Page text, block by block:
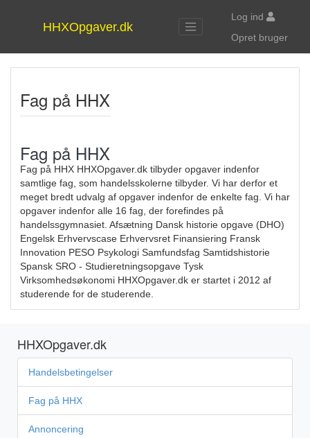
HHXOpgaver.dk
Log ind
Opret bruger
Fag på HHX
Fag på HHX
Fag på HHX HHXOpgaver.dk tilbyder opgaver indenfor
samtlige fag, som handelsskolerne tilbyder. Vi har derfor et
meget bredt udvalg af opgaver indenfor de enkelte fag. Vi har
opgaver indenfor alle 16 fag, der forefindes på
handelssgymnasiet. Afsætning Dansk historie opgave (DHO)
Engelsk Erhvervscase Erhvervsret Finansiering Fransk
Innovation PESO Psykologi Samfundsfag Samtidshistorie
Spansk SRO - Studieretningsopgave Tysk
Virksomhedsøkonomi HHXOpgaver.dk er startet i 2012 af
studerende for de studerende.
HHXOpgaver.dk
Handelsbetingelser
Fag på HHX
Annoncering